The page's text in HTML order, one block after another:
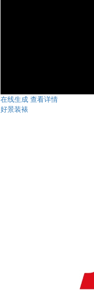
在线生成 查看详情
好景装裱